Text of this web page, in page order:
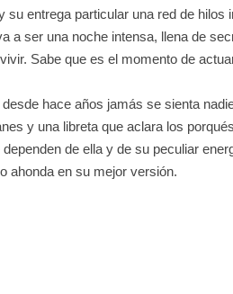
entrega particular una red de hilos
a ser una noche intensa, llena de
Sabe que es el momento de
hace años jamás se sienta
y una libreta que aclara los
de ella y de su peculiar
ahonda en su mejor versión.